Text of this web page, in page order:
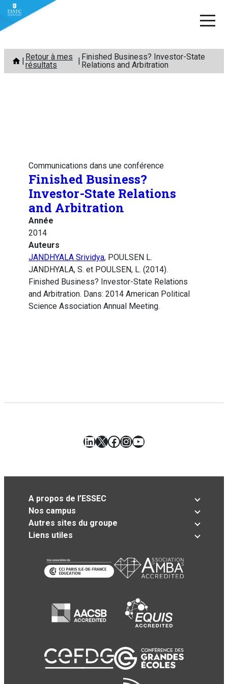
Aller
contenu
Retour à mes
résultats
Finished Business? Investor-State
Relations and Arbitration
Communications dans une conférence
Finished Business?
Investor-State Relations
and Arbitration
Année
2014
Auteurs
JANDHYALA Srividya, POULSEN L.
JANDHYALA, S. et POULSEN, L. (2014).
Finished Business? Investor-State Relations
and Arbitration. Dans: 2014 American Political
Science Association Annual Meeting.
LinkedIn
X Facebook
Instagram
YouTube
A propos de l’ESSEC
Nos campus
Autres sites du groupe
Liens utiles